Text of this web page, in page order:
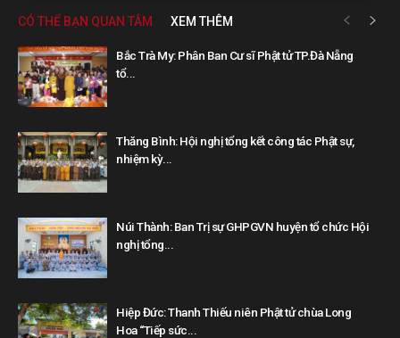
CÓ THỂ BẠN QUAN TÂM XEM THÊM
Bắc Trà My: Phân Ban Cư sĩ Phật tử TP.Đà Nẵng
tổ...
Thăng Bình: Hội nghị tổng kết công tác Phật sự,
nhiệm kỳ...
Núi Thành: Ban Trị sự GHPGVN huyện tổ chức Hội
nghị tổng...
Hiệp Đức: Thanh Thiếu niên Phật tử chùa Long
Hoa “Tiếp sức...